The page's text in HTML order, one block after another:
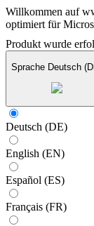
Willkommen auf
optimiert für
Produkt wurde
Sprache Deutsch
Deutsch (DE)
English (EN)
Español (ES)
Français (FR)